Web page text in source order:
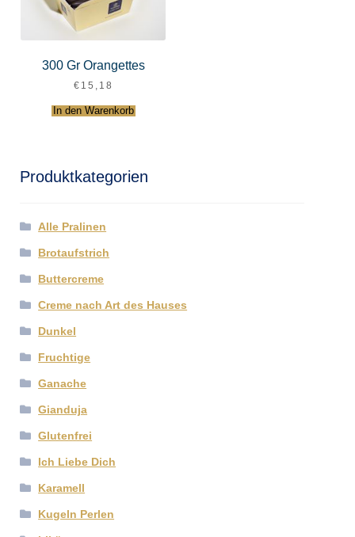
300 Gr Orangettes
€ 15,18
In den Warenkorb
Produktkategorien
Alle Pralinen
Brotaufstrich
Buttercreme
Creme nach Art des Hauses
Dunkel
Fruchtige
Ganache
Gianduja
Glutenfrei
Ich Liebe Dich
Karamell
Kugeln Perlen